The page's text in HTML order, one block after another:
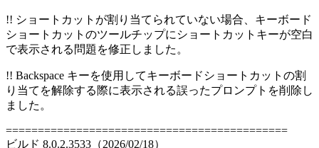
!! ショートカットが割り当てられていない場合、キーボード
ショートカットのツールチップにショートカットキーが空白
で表示される問題を修正しました。
!! Backspace キーを使用してキーボードショートカットの割
り当てを解除する際に表示される誤ったプロンプトを削除し
ました。
============================================
ビルド 8.0.2.3533（2026/02/18）